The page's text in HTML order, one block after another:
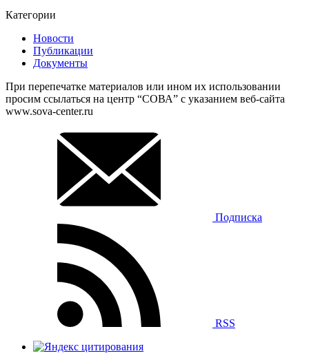
Категории
Новости
Публикации
Документы
При перепечатке материалов или ином их использовании
просим ссылаться на центр “СОВА” с указанием веб-сайта
www.sova-center.ru
Подписка
RSS